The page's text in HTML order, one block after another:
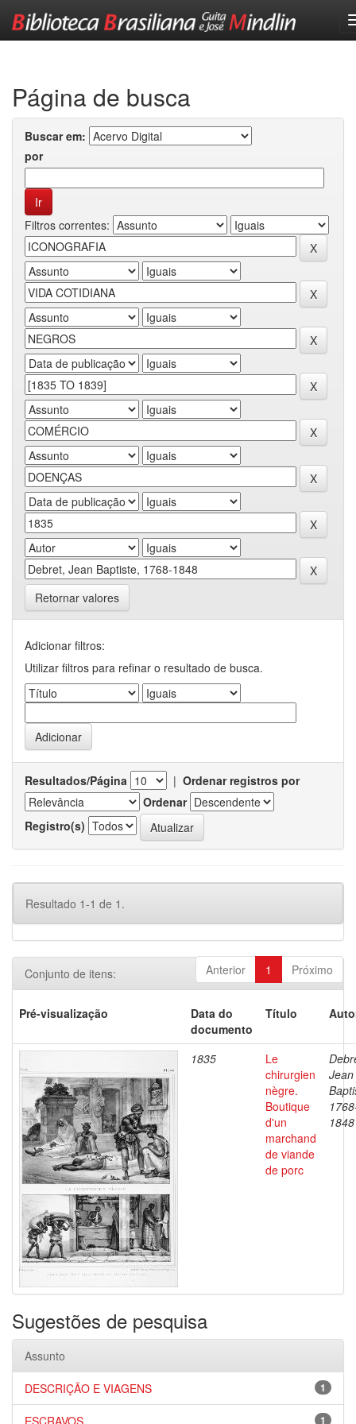
Página de busca
Buscar em:
por
Filtros correntes:
Retornar valores
Adicionar filtros:
Utilizar filtros para refinar o resultado de busca.
Resultados/Página | Ordenar registros por
Ordenar
Registro(s)
Resultado 1-1 de 1.
Anterior 1 Próximo
Conjunto de itens:
Pré-visualização
Data do
documento
Título
1835
Le
chirurgien
nègre.
Boutique
d'un
marchand
de viande
de porc
Jean
1848
Sugestões de pesquisa
Assunto
1
DESCRIÇÃO E VIAGENS
1
ESCRAVOS